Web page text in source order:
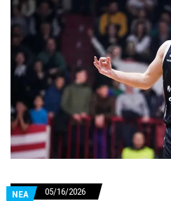
ΝΕΑ 05/16/2026